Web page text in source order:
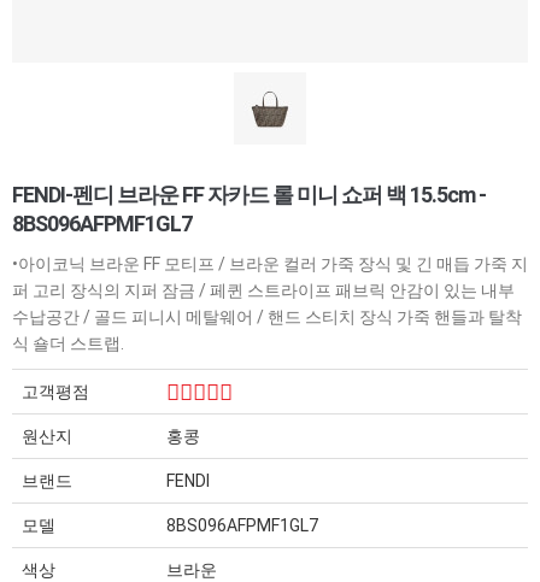
FENDI-펜디 브라운 FF 자카드 롤 미니 쇼퍼 백 15.5cm -
8BS096AFPMF1GL7
•아이코닉 브라운 FF 모티프 / 브라운 컬러 가죽 장식 및 긴 매듭 가죽 지
퍼 고리 장식의 지퍼 잠금 / 페퀸 스트라이프 패브릭 안감이 있는 내부
수납공간 / 골드 피니시 메탈웨어 / 핸드 스티치 장식 가죽 핸들과 탈착
식 숄더 스트랩.
고객평점
원산지 홍콩
브랜드 FENDI
모델 8BS096AFPMF1GL7
색상 브라운